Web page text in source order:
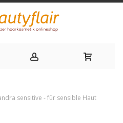
sensitive - für sensible Haut